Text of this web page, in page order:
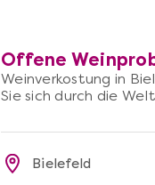
Offene
Weinverkostung in
Sie sich durch die
Bielefeld